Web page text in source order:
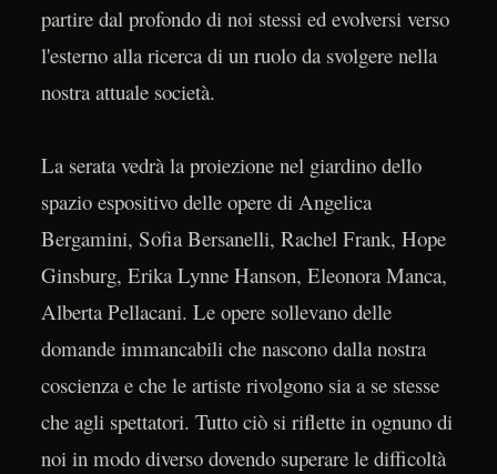
partire dal profondo di noi stessi ed evolversi verso
l'esterno alla ricerca di un ruolo da svolgere nella
nostra attuale società.
La serata vedrà la proiezione nel giardino dello
spazio espositivo delle opere di Angelica
Bergamini, Sofia Bersanelli, Rachel Frank, Hope
Ginsburg, Erika Lynne Hanson, Eleonora Manca,
Alberta Pellacani. Le opere sollevano delle
domande immancabili che nascono dalla nostra
coscienza e che le artiste rivolgono sia a se stesse
che agli spettatori. Tutto ciò si riflette in ognuno di
noi in modo diverso dovendo superare le difficoltà